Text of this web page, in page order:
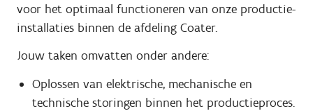
voor het optimaal functioneren van onze productie-
installaties binnen de afdeling Coater.
Jouw taken omvatten onder andere:
Oplossen van elektrische, mechanische en
technische storingen binnen het productieproces.